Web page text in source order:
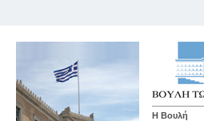
Η Βουλή